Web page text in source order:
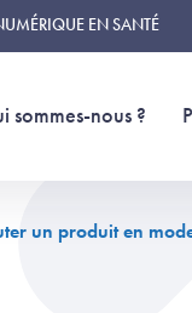
EN SANTÉ
sommes-nous ?
un produit en